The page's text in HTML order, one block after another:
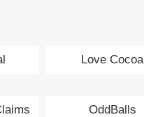
Love Cocoa
OddBalls